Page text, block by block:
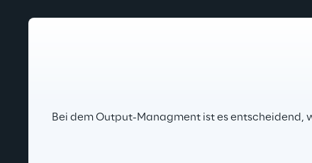
Bei dem Output-Managment ist es